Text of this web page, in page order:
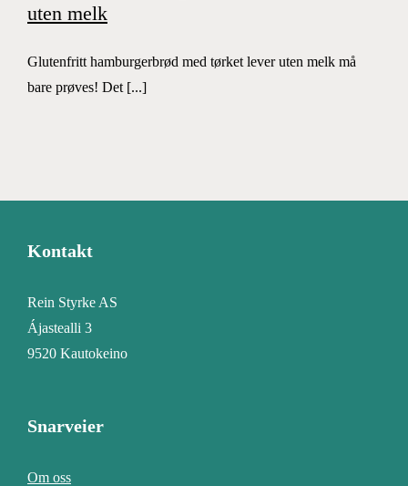
uten melk
Glutenfritt hamburgerbrød med tørket lever uten melk må
bare prøves! Det [...]
Kontakt
Rein Styrke AS
Ájastealli 3
9520 Kautokeino
Snarveier
Om oss